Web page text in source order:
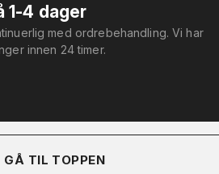
1-4 dager
med ordrebehandling. Vi har
innen 24 timer.
GÅ TIL TOPPEN